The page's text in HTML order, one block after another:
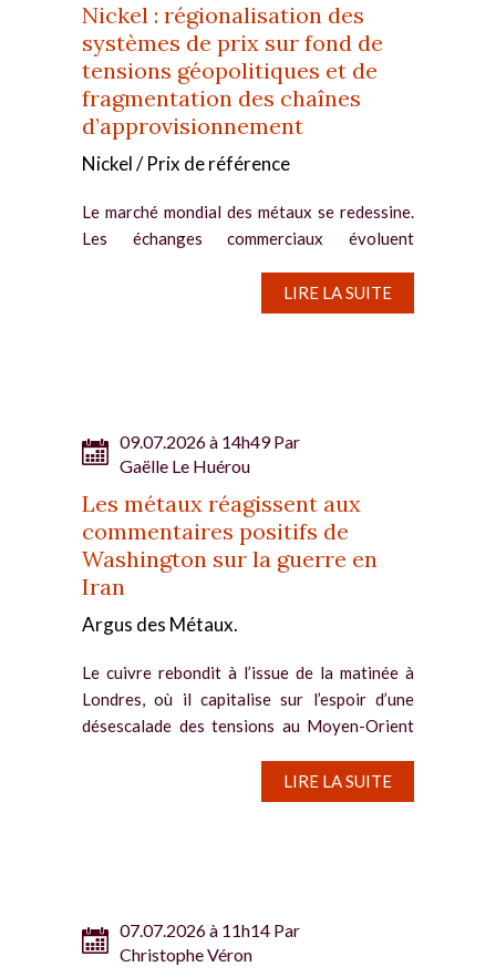
Nickel : régionalisation des
systèmes de prix sur fond de
tensions géopolitiques et de
fragmentation des chaînes
d’approvisionnement
Nickel / Prix de référence
Le marché mondial des métaux se redessine.
Les échanges commerciaux évoluent
raison des tensions géopolitiques et de la
fragmentation des chaînes
LIRE LA SUITE
09.07.2026 à 14h49 Par
Gaëlle Le Huérou
Les métaux réagissent aux
commentaires positifs de
Washington sur la guerre en
Iran
Argus des Métaux.
Le cuivre rebondit à l’issue de la matinée à
Londres, où il capitalise sur l’espoir d’une
désescalade des tensions au Moyen-Orient
progression. Le contrat à trois mois du cuivre
LIRE LA SUITE
07.07.2026 à 11h14 Par
Christophe Véron